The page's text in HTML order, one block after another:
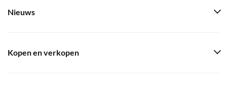
Nieuws
Kopen en verkopen